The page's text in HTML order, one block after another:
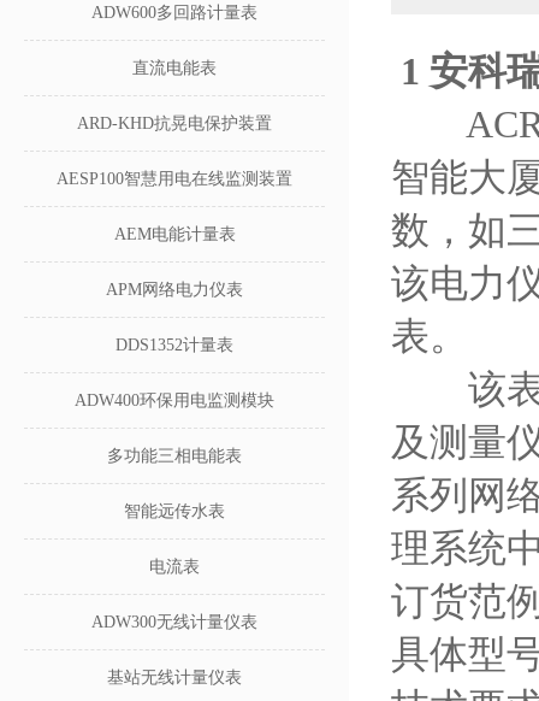
ADW600多回路计量表
直流电能表
ARD-KHD抗晃电保护装置
AESP100智慧用电在线监测装置
AEM电能计量表
APM网络电力仪表
DDS1352计量表
ADW400环保用电监测模块
多功能三相电能表
智能远传水表
电流表
ADW300无线计量仪表
基站无线计量仪表
1 安科
ACR
智能大
数，如
该电力
表。
该表
及测量
系列网
理系统
订货范
具体型